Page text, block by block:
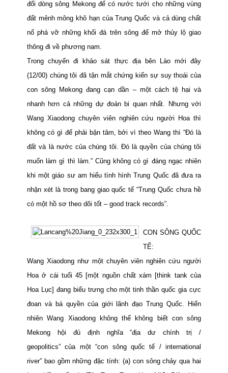
đổi dòng sông Mekong để có nước tưới cho những vùng
đất mênh mông khô hạn của Trung Quốc và cả dùng chất
nổ phá vỡ những khối đá trên sông để mở thủy lộ giao
thông đi về phương nam.
Trong chuyến đi khảo sát thực địa bên Lào mới đây
(12/00) chúng tôi đã tận mắt chứng kiến sự suy thoái của
con sông Mekong đang cạn dần – một cách tệ hại và
nhanh hơn cả những dự đoán bi quan nhất. Nhưng với
Wang Xiaodong chuyên viên nghiên cứu người Hoa thì
không có gì để phải bận tâm, bởi vì theo Wang thì “Đó là
đất và là nước của chúng tôi. Đó là quyền của chúng tôi
muốn làm gì thì làm.” Cũng không có gì đáng ngạc nhiên
khi một giáo sư am hiểu tình hình Trung Quốc đã đưa ra
nhận xét là trong bang giao quốc tế “Trung Quốc chưa hề
có một hồ sơ theo dõi tốt – good track records”.
CON SÔNG QUỐC
TẾ:
Wang Xiaodong như một chuyên viên nghiên cứu người
Hoa ở cái tuổi 45 [một nguồn chất xám [think tank của
Hoa Lục] đang biểu trưng cho một tinh thần quốc gia cực
đoan và bá quyền của giới lãnh đạo Trung Quốc. Hiển
nhiên Wang Xiaodong không thể không biết con sông
Mekong hội đủ định nghĩa “địa dư chính trị /
geopolitics” của một “con sông quốc tế / international
river” bao gồm những đặc tính: (a) con sông chảy qua hai